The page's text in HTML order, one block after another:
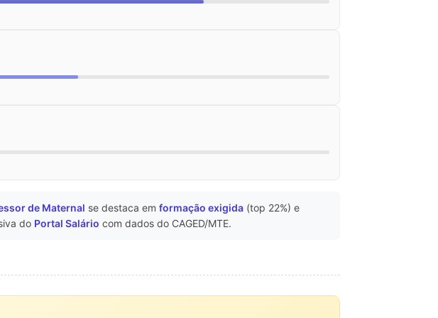
de Maternal se destaca em formação exigida (top 22%) e
do Portal Salário com dados do CAGED/MTE.